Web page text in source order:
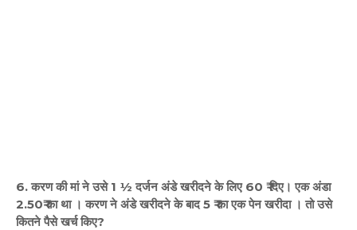
6. करण की मां ने उसे 1 ½ दर्जन अंडे खरीदने के लिए 60 ₹ दिए। एक अंडा
2.50₹ का था । करण ने अंडे खरीदने के बाद 5 ₹ का एक पेन खरीदा । तो उसे
कितने पैसे खर्च किए?